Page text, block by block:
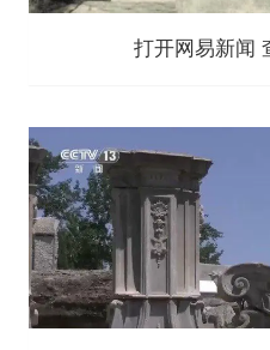
打开网易新闻